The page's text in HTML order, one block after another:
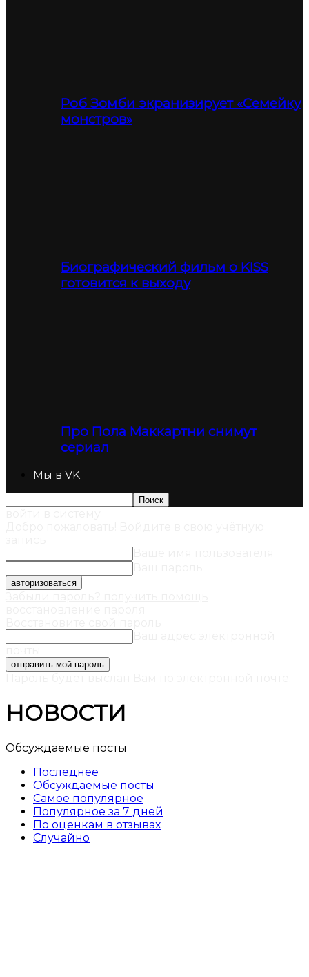
Роб Зомби экранизирует «Семейку
монстров»
Биографический фильм о KISS
готовится к выходу
Про Пола Маккартни снимут
сериал
Мы в VK
НОВОСТИ
Обсуждаемые посты
Последнее
Обсуждаемые посты
Самое популярное
Популярное за 7 дней
По оценкам в отзывах
Случайно